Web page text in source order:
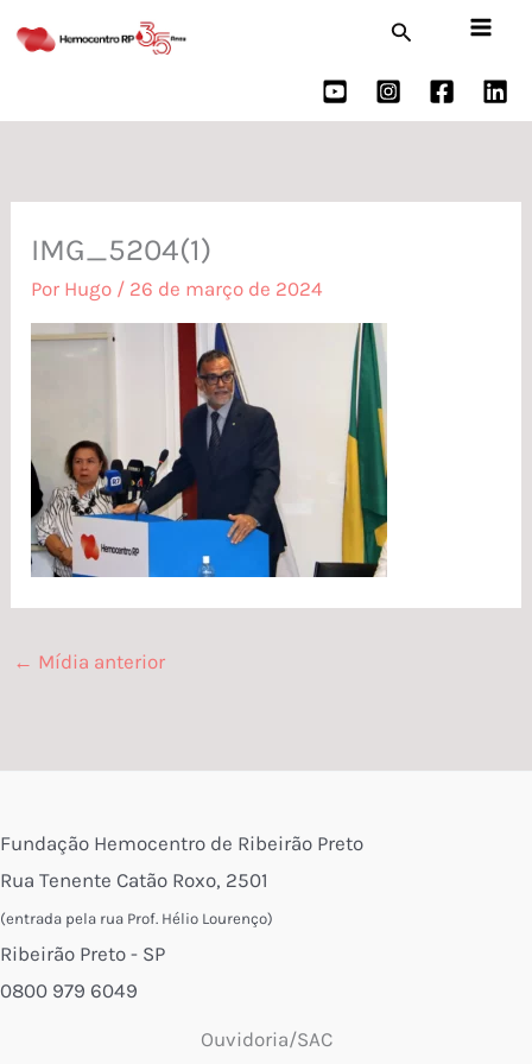
para
conteúdo
Pesquisar
IMG_5204(1)
Por Hugo / 26 de março de 2024
← Mídia anterior
Fundação Hemocentro de Ribeirão Preto
Rua Tenente Catão Roxo, 2501
(entrada pela rua Prof. Hélio Lourenço)
Ribeirão Preto - SP
0800 979 6049
Ouvidoria/SAC